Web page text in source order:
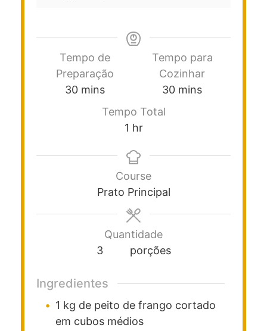
Tempo de
Preparação
30 mins
Tempo para
Cozinhar
30 mins
Tempo Total
1 hr
Course
Prato Principal
Quantidade
3
porções
Ingredientes
1 kg de peito de frango cortado
em cubos médios